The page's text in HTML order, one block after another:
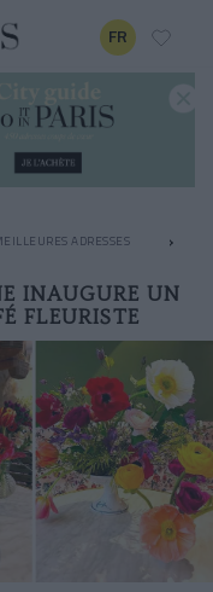
FR
ADRESSES
INAUGURE UN
FLEURISTE